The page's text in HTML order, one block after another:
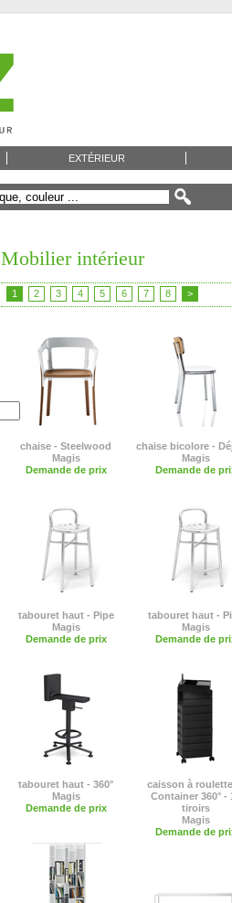
EXTÉRIEUR
Mobilier intérieur
1 2 3 4 5 6 7 8 >
chaise - Steelwood
Magis
Demande de prix
chaise bicolore -
Magis
Demande de
tabouret haut - Pipe
Magis
Demande de prix
tabouret haut -
Magis
Demande de
tabouret haut - 360°
Magis
Demande de prix
caisson à
Container 360° -
tiroirs
Magis
Demande de